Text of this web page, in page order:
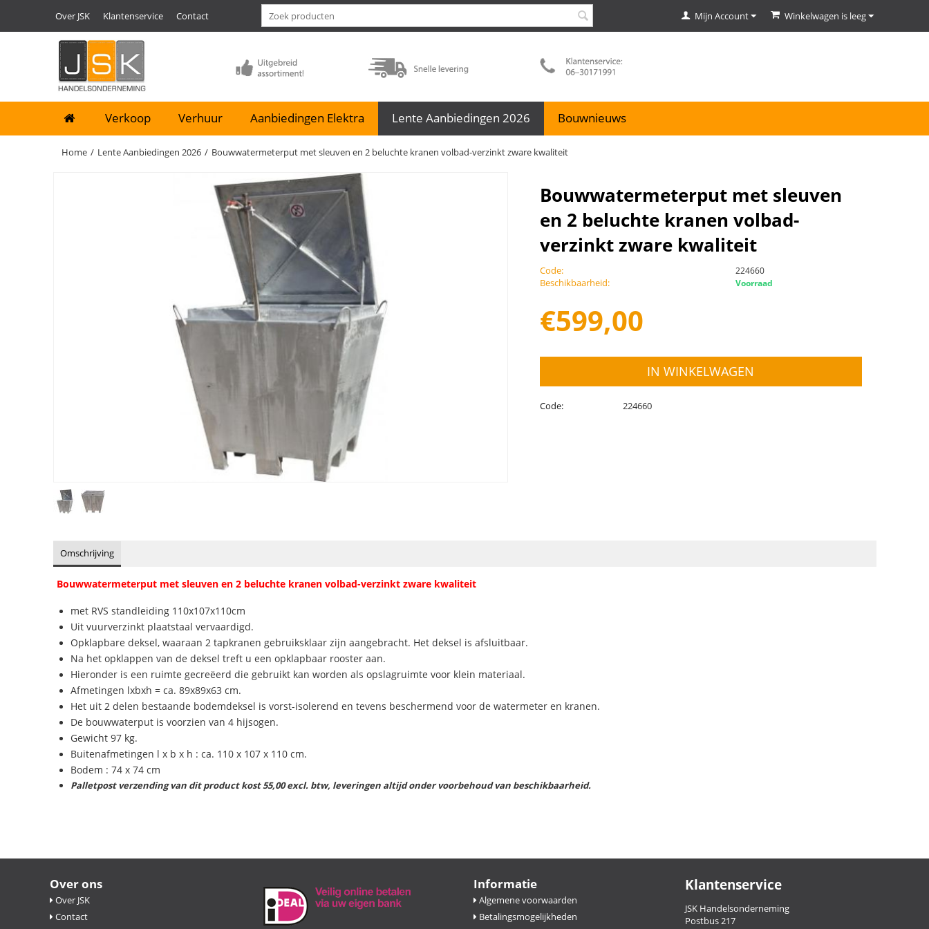
Over JSK Klantenservice Contact Winkelwagen is leeg
Mijn Account
Verkoop Verhuur Aanbiedingen Elektra Lente Aanbiedingen 2026 Bouwnieuws
Home / Lente Aanbiedingen 2026 / Bouwwatermeterput met sleuven en 2 beluchte kranen volbad-verzinkt zware kwaliteit
Bouwwatermeterput met sleuven
en 2 beluchte kranen volbad-
verzinkt zware kwaliteit
Code: 224660
Beschikbaarheid: Voorraad
€599,00
IN WINKELWAGEN
Code: 224660
Omschrijving
Bouwwatermeterput met sleuven en 2 beluchte kranen volbad-verzinkt zware kwaliteit
met RVS standleiding 110x107x110cm
Uit vuurverzinkt plaatstaal vervaardigd.
Opklapbare deksel, waaraan 2 tapkranen gebruiksklaar zijn aangebracht. Het deksel is afsluitbaar.
Na het opklappen van de deksel treft u een opklapbaar rooster aan.
Hieronder is een ruimte gecreëerd die gebruikt kan worden als opslagruimte voor klein materiaal.
Afmetingen lxbxh = ca. 89x89x63 cm.
Het uit 2 delen bestaande bodemdeksel is vorst-isolerend en tevens beschermend voor de watermeter en kranen.
De bouwwaterput is voorzien van 4 hijsogen.
Gewicht 97 kg.
Buitenafmetingen l x b x h : ca. 110 x 107 x 110 cm.
Bodem : 74 x 74 cm
Palletpost verzending van dit product kost 55,00 excl. btw, leveringen altijd onder voorbehoud van beschikbaarheid.
Over ons
Over JSK
Contact
Informatie
Algemene voorwaarden
Betalingsmogelijkheden
Klantenservice
JSK Handelsonderneming
Postbus 217